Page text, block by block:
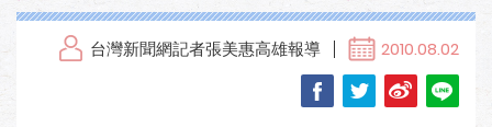
台灣新聞網記者張美惠高雄報導 2010.08.02